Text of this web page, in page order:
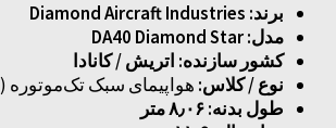
برند: Diamond Aircraft Industries
مدل:DA40 Diamond Star
کشور سازنده: اتریش / کانادا
نوع / کلاس: هواپیمای سبک تک‌موتوره (General Aviation) — بال‌کوتاه (Low-wing)
طول بدنه:۸٫۰۶ متر